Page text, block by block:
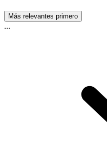
Más relevantes primero
...